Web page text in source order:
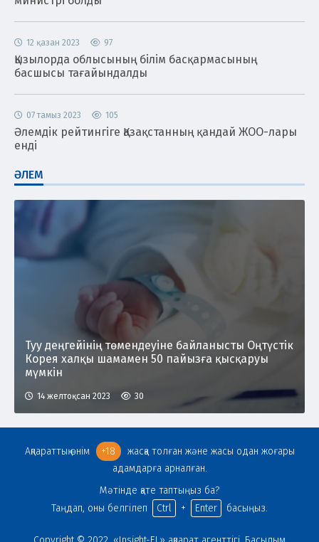
12 қазан 2023 97
Қызылорда облысының білім басқармасының
басшысы тағайындалды
07 тамыз 2023 105
Әлемдік рейтингіге Қазақстанның қандай ЖОО-лары
енді
ӘЛЕМ
Туу деңгейінің төмендеуіне байланысты Оңтүстік
Корея халқы шамамен 50 пайызға қысқаруы
мүмкін
14 желтоқсан 2023 30
Ақпараттық өнім +18
жасқа толған және жасы одан жоғары
адамдарға арналған.
Мәтінде қате таптыңыз ба?
Таңдап, оны белгілеп
Ctrl + Enter басыңыз.